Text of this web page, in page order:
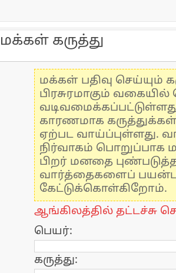
மக்கள் கருத்து
மக்கள் பதிவு செய்யும்
பிரசுரமாகும்
காரணமாக கருத்துக்கள்
ஏற்பட வாய்ப்புள்ளது.
நிர்வாகம் பொறுப்பாக
பிறர் மனதை
வார்த்தைகளைப்
கேட்டுக்கொள்கிறோம்.
ஆங்கிலத்தில் தட்டச்சு
பெயர்:
கருத்து: